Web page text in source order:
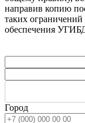
направив копию
таких
обеспечения
Город